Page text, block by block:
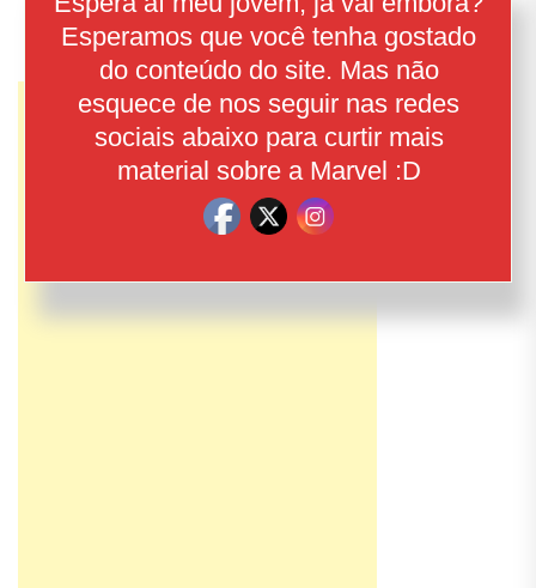
Esperamos que você tenha gostado
do conteúdo do site. Mas não
esquece de nos seguir nas redes
sociais abaixo para curtir mais
material sobre a Marvel :D